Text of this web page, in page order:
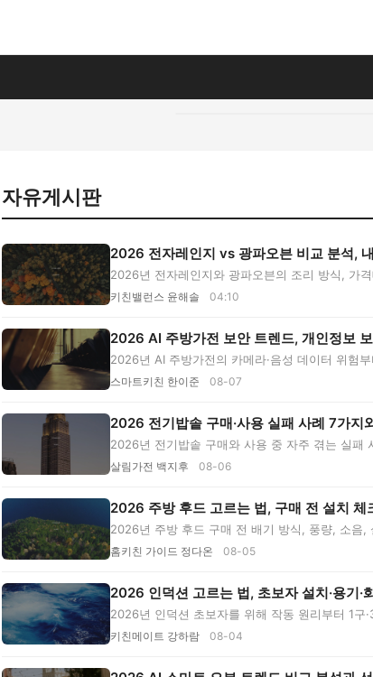
자유게시판
2026 전자레인지 vs 광파오븐 비교 분석,
2026년 전자레인지와 광파오븐의 조리 방식, 가
별...
키친밸런스 윤해솔 04:10
2026 AI 주방가전 보안 트렌드, 개인정보
2026년 AI 주방가전의 카메라·음성 데이터 위험
계...
스마트키친 한이준 08-07
2026 전기밥솥 구매·사용 실패 사례 7가지
2026년 전기밥솥 구매와 사용 중 자주 겪는 실패
척...
살림가전 백지후 08-06
2026 주방 후드 고르는 법, 구매 전 설치 체
2026년 주방 후드 구매 전 배기 방식, 풍량, 소음,
홈키친 가이드 정다온 08-05
2026 인덕션 고르는 법, 초보자 설치·용기·
2026년 인덕션 초보자를 위해 작동 원리부터 1구
...
키친메이트 강하람 08-04